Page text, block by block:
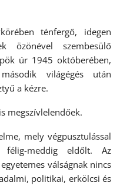
ténfergő, idegen
özönével szembesülő
úr 1945 októberében,
világégés után
a kézre.
megszívlelendőek.
mely végpusztulással
félig-meddig eldőlt. Az
válságnak nincs
politikai, erkölcsi és